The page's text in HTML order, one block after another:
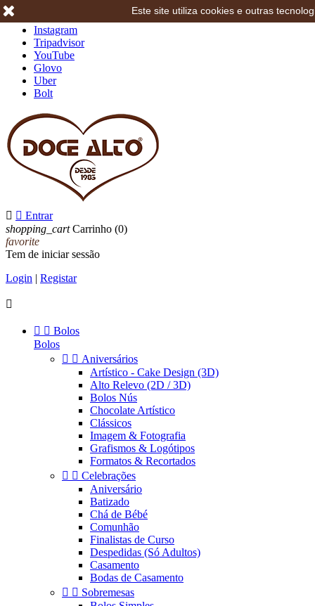
Instagram
Tripadvisor
YouTube
Glovo
Uber
Bolt
  Entrar
shopping_cart Carrinho (0)
favorite
Tem de iniciar sessão
Login | Registar

  Bolos
Bolos
  Aniversários
Artístico - Cake Design (3D)
Alto Relevo (2D / 3D)
Bolos Nús
Chocolate Artístico
Clássicos
Imagem & Fotografia
Grafismos & Logótipos
Formatos & Recortados
  Celebrações
Aniversário
Batizado
Chá de Bébé
Comunhão
Finalistas de Curso
Despedidas (Só Adultos)
Casamento
Bodas de Casamento
  Sobremesas
Este site utiliza cookies e outras